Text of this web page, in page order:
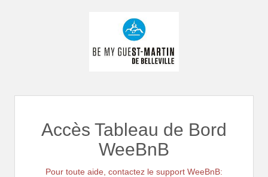
Accès Tableau de Bord
WeeBnB
Pour toute aide, contactez le support WeeBnB: